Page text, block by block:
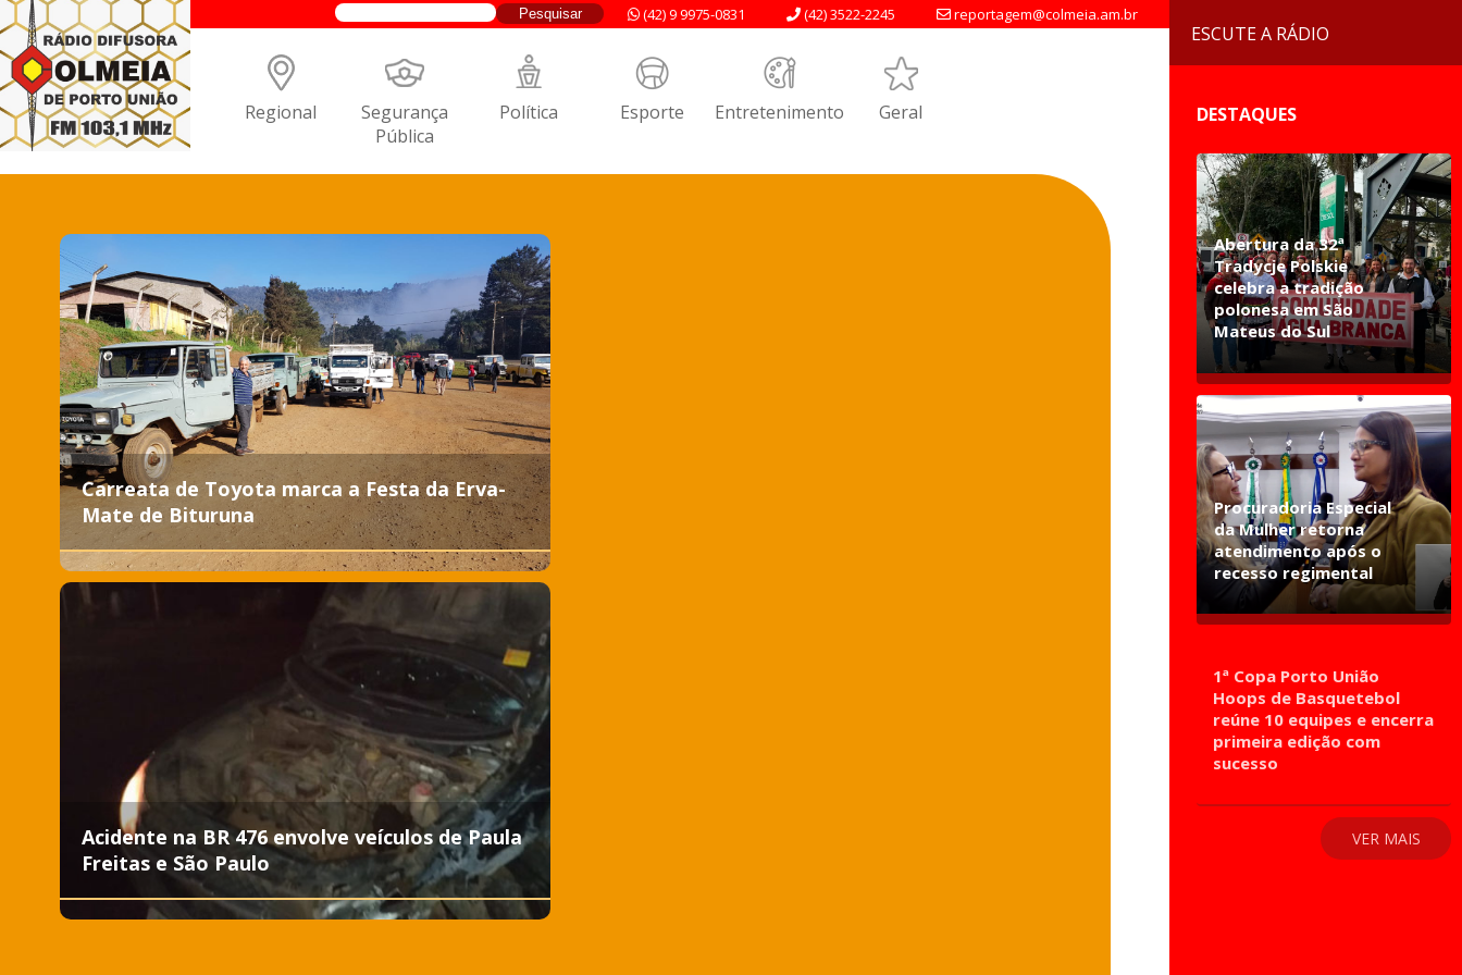
reportagem@colmeia.am.br
(42) 3522-2245
(42) 9 9975-0831
Regional Segurança
Pública
Política Esporte Entretenimento Geral
Carreata de Toyota marca a Festa da Erva-
Mate de Bituruna
Acidente na BR 476 envolve veículos de Paula
Freitas e São Paulo
ESCUTE A RÁDIO
DESTAQUES
Abertura da 32ª
Tradycje Polskie
celebra a tradição
polonesa em São
Mateus do Sul
Procuradoria Especial
da Mulher retorna
atendimento após o
recesso regimental
1ª Copa Porto União
Hoops de Basquetebol
reúne 10 equipes e encerra
primeira edição com
sucesso
VER MAIS